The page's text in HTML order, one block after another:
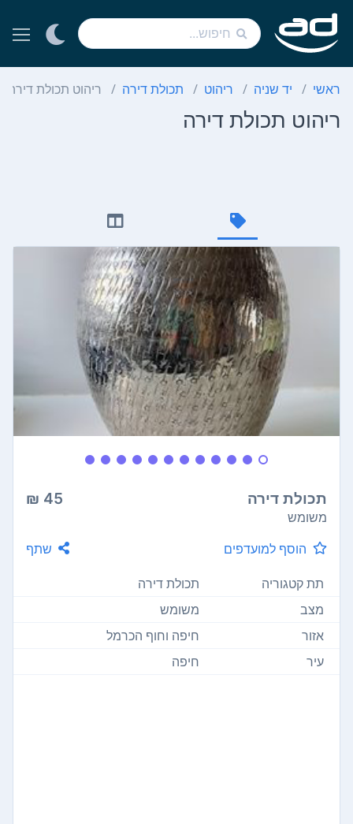
ראשי יד שניה ריהוט תכולת דירה ריהוט תכולת דירה
ריהוט תכולת דירה
תכולת דירה 45 ₪
משומש
הוסף למועדפים
שתף
תת קטגוריה
תכולת דירה
מצב
משומש
אזור
חיפה וחוף הכרמל
עיר
חיפה